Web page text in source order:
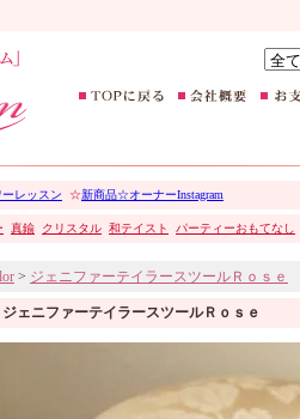
レッスン ☆新商品☆オーナーInstagram
真鍮 クリスタル 和テイスト パーティーおもてなし
> ジェニファーテイラースツールＲｏｓｅ
ェニファーテイラースツールＲｏｓｅ